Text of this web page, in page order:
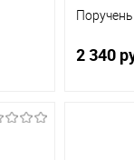
2 340